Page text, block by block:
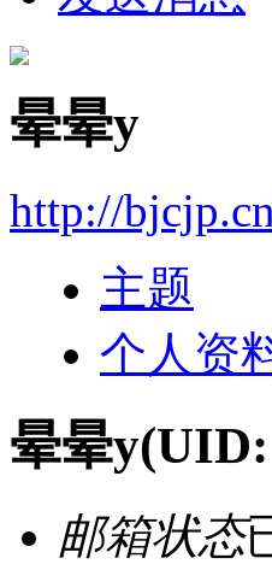
晕晕y
http://
主题
个人资
晕晕y(UID:
邮箱状态